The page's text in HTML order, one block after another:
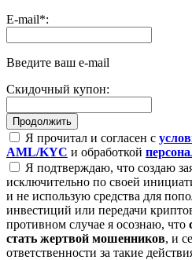
E-mail*:
Введите ваш e-mail
Скидочный купон:
Я прочитал и согласен с
AML/KYC и обработкой
Я подтверждаю, что создаю
исключительно по своей
и не использую средства для
инвестиций или передачи
противном случае я осознаю, что
стать жертвой мошенников, и
ответственности за такие